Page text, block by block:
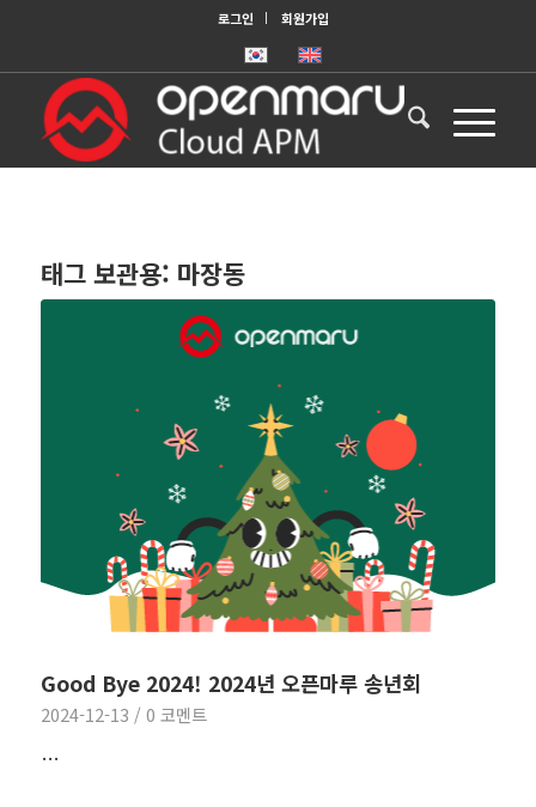
로그인 회원가입
태그 보관용: 마장동
Good Bye 2024! 2024년 오픈마루 송년회
2024-12-13 / 0 코멘트
…